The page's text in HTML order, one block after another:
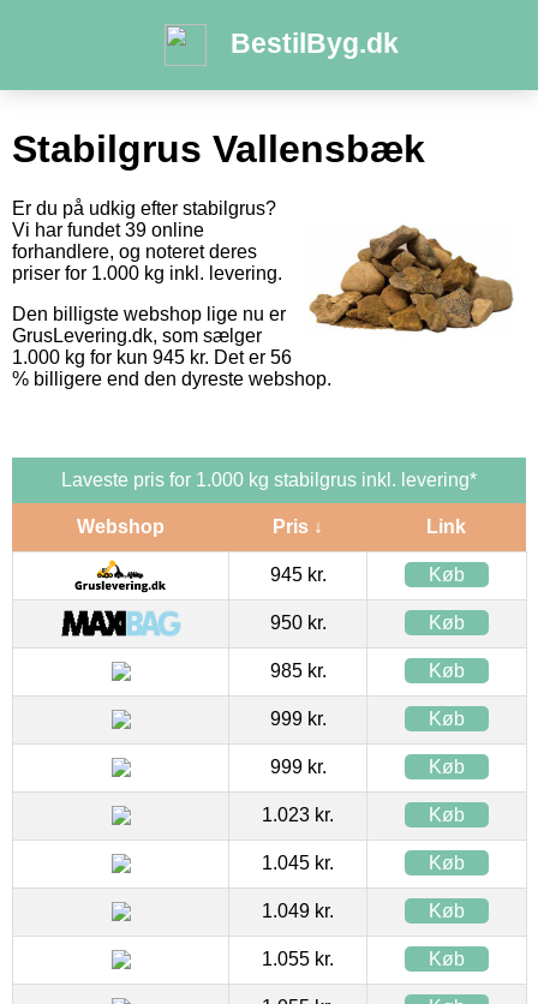
BestilByg.dk
Stabilgrus Vallensbæk
Er du på udkig efter stabilgrus?
Vi har fundet 39 online
forhandlere, og noteret deres
priser for 1.000 kg inkl. levering.
Den billigste webshop lige nu er
GrusLevering.dk, som sælger
1.000 kg for kun 945 kr. Det er 56
% billigere end den dyreste webshop.
Laveste pris for 1.000 kg stabilgrus inkl. levering*
Webshop Pris ↓ Link
945 kr. Køb
950 kr. Køb
985 kr. Køb
999 kr. Køb
999 kr. Køb
1.023 kr. Køb
1.045 kr. Køb
1.049 kr. Køb
1.055 kr. Køb